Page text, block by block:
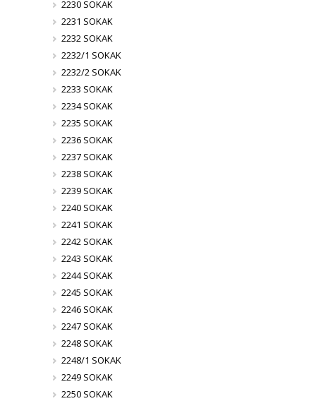
2230 SOKAK
2231 SOKAK
2232 SOKAK
2232/1 SOKAK
2232/2 SOKAK
2233 SOKAK
2234 SOKAK
2235 SOKAK
2236 SOKAK
2237 SOKAK
2238 SOKAK
2239 SOKAK
2240 SOKAK
2241 SOKAK
2242 SOKAK
2243 SOKAK
2244 SOKAK
2245 SOKAK
2246 SOKAK
2247 SOKAK
2248 SOKAK
2248/1 SOKAK
2249 SOKAK
2250 SOKAK